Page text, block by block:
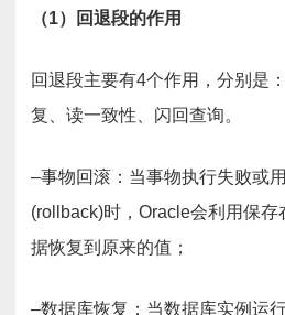
（1）回退段的作用
回退段主要有4个作用，分别是
复、读一致性、闪回查询。
–事物回滚：当事物执行失败或
(rollback)时，Oracle会利用保
据恢复到原来的值；
–数据库恢复：当数据库实例运